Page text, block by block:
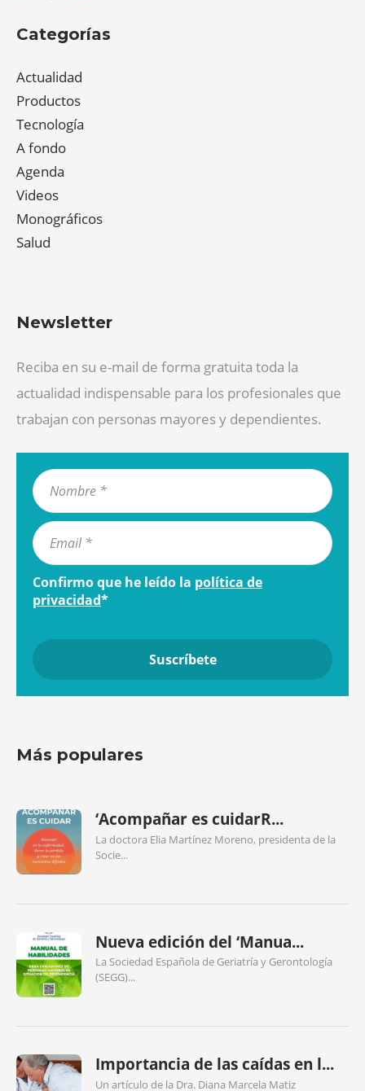
Categorías
Actualidad
Productos
Tecnología
A fondo
Agenda
Videos
Monográficos
Salud
Newsletter
Reciba en su e-mail de forma gratuita toda la
actualidad indispensable para los profesionales que
trabajan con personas mayores y dependientes.
Confirmo que he leído la política de
privacidad*
Más populares
‘Acompañar es cuidarR...
La doctora Elia Martínez Moreno, presidenta de la
Socie...
Nueva edición del ‘Manua...
La Sociedad Española de Geriatría y Gerontología
(SEGG)...
Importancia de las caídas en l...
Un artículo de la Dra. Diana Marcela Matiz